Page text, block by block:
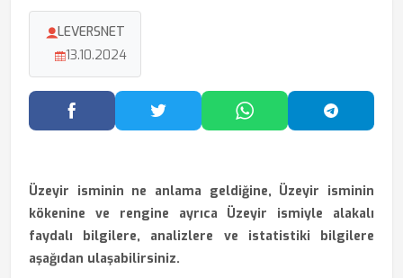
LEVERSNET
13.10.2024
Facebook'ta PaylaşTwitter'da PaylaşWhatsApp'ta Paylaş
Üzeyir isminin ne anlama geldiğine, Üzeyir isminin
kökenine ve rengine ayrıca Üzeyir ismiyle alakalı
faydalı bilgilere, analizlere ve istatistiki bilgilere
aşağıdan ulaşabilirsiniz.